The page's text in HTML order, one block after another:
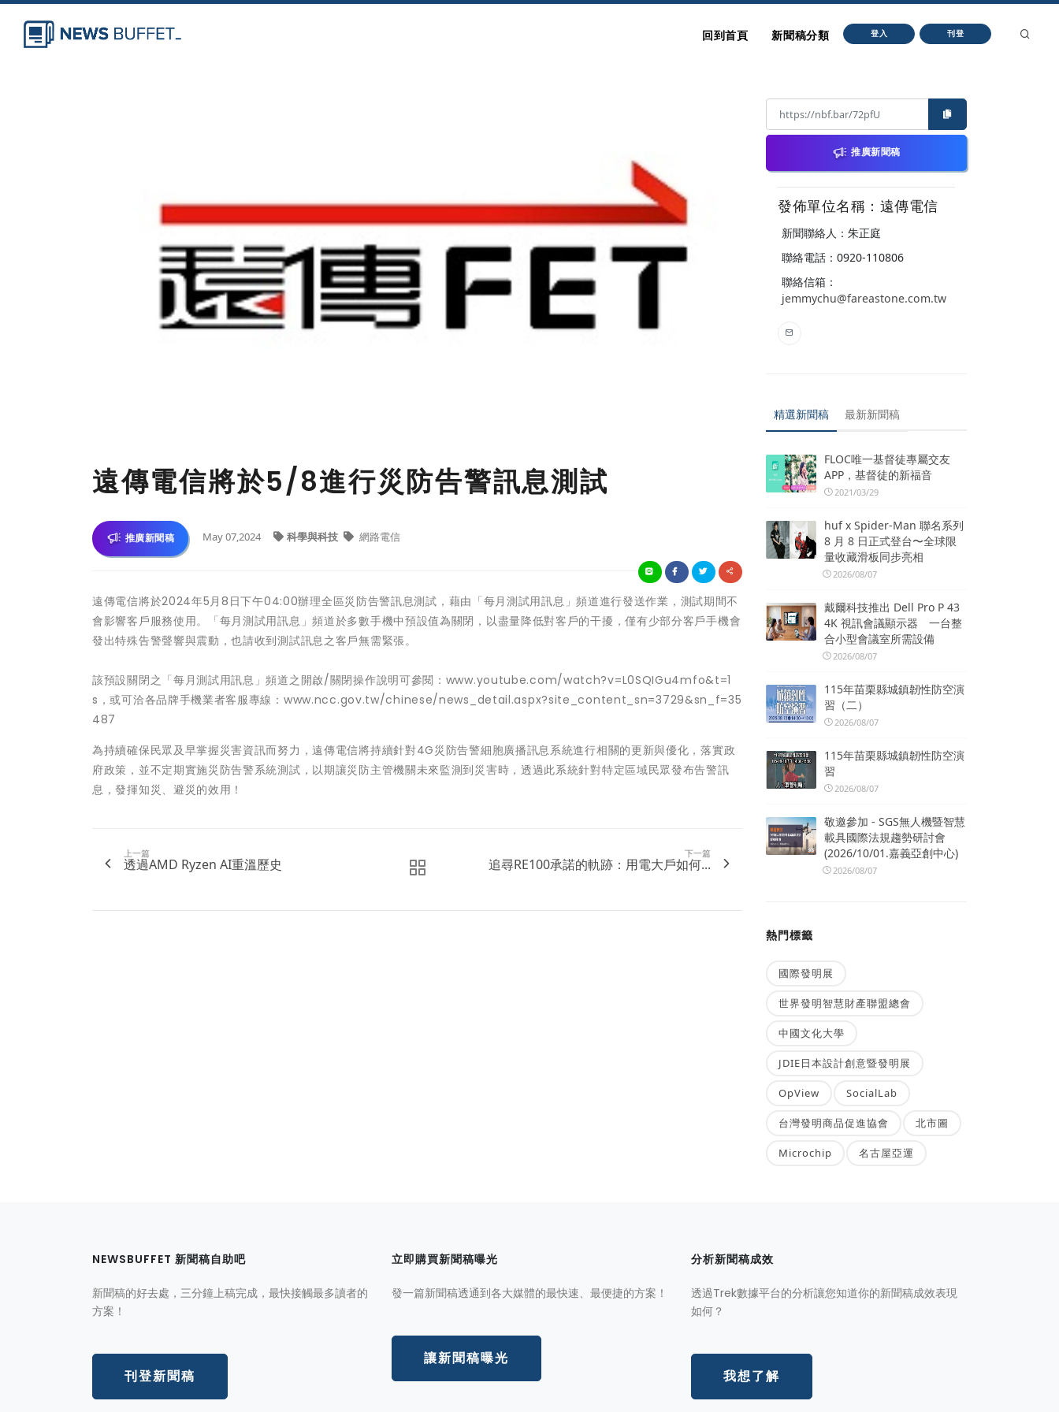
回到首頁 新聞稿分類 登入 刊登
遠傳電信將於5/8進行災防告警訊息測試
推廣新聞稿 May 07,2024 科學與科技 網路電信
遠傳電信將於2024年5月8日下午04:00辦理全區災防告警訊息測試，藉由「每月測試用訊息」頻道進行發送作業，測試期間不
會影響客戶服務使用。「每月測試用訊息」頻道於多數手機中預設值為關閉，以盡量降低對客戶的干擾，僅有少部分客戶手機會
發出特殊告警聲響與震動，也請收到測試訊息之客戶無需緊張。
該預設關閉之「每月測試用訊息」頻道之開啟/關閉操作說明可參閱：www.youtube.com/watch?v=L0SQIGu4mfo&t=1
s，或可洽各品牌手機業者客服專線：www.ncc.gov.tw/chinese/news_detail.aspx?site_content_sn=3729&sn_f=35
487
為持續確保民眾及早掌握災害資訊而努力，遠傳電信將持續針對4G災防告警細胞廣播訊息系統進行相關的更新與優化，落實政
府政策，並不定期實施災防告警系統測試，以期讓災防主管機關未來監測到災害時，透過此系統針對特定區域民眾發布告警訊
息，發揮知災、避災的效用！
上一篇
透過AMD Ryzen AI重溫歷史
下一篇
追尋RE100承諾的軌跡：用電大戶如何...
推廣新聞稿
發佈單位名稱：遠傳電信
新聞聯絡人：朱正庭
聯絡電話：0920-110806
聯絡信箱：
jemmychu@fareastone.com.tw
精選新聞稿 最新新聞稿
FLOC唯一基督徒專屬交友
APP，基督徒的新福音
2021/03/29
huf x Spider-Man 聯名系列
8 月 8 日正式登台〜全球限
量收藏滑板同步亮相
2026/08/07
戴爾科技推出 Dell Pro P 43
4K 視訊會議顯示器 一台整
合小型會議室所需設備
2026/08/07
115年苗栗縣城鎮韌性防空演
習（二）
2026/08/07
115年苗栗縣城鎮韌性防空演
習
2026/08/07
敬邀參加 - SGS無人機暨智慧
載具國際法規趨勢研討會
(2026/10/01.嘉義亞創中心)
2026/08/07
熱門標籤
國際發明展
世界發明智慧財產聯盟總會
中國文化大學
JDIE日本設計創意暨發明展
OpView SocialLab
台灣發明商品促進協會 北市圖
Microchip 名古屋亞運
NEWSBUFFET 新聞稿自助吧
新聞稿的好去處，三分鐘上稿完成，最快接觸最多讀者的
方案！
刊登新聞稿
立即購買新聞稿曝光
發一篇新聞稿透通到各大媒體的最快速、最便捷的方案！
讓新聞稿曝光
分析新聞稿成效
透過Trek數據平台的分析讓您知道你的新聞稿成效表現
如何？
我想了解